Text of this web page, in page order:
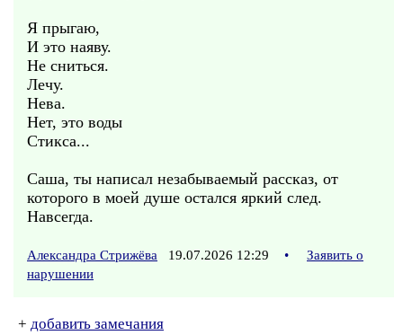
Я прыгаю,
И это наяву.
Не сниться.
Лечу.
Нева.
Нет, это воды
Стикса...
Саша, ты написал незабываемый рассказ, от
которого в моей душе остался яркий след.
Навсегда.
Александра Стрижёва 19.07.2026 12:29 •
Заявить о
нарушении
+ добавить замечания